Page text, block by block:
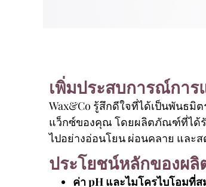
เพิ่มประสบการณ์กา
Wax&Co รู้สึกดีใจที่ได้เป็นพันธ
แว็กซ์ของคุณ โดยผลิตภัณฑ์ที่ได้รั
ไปอย่างอ่อนโยน ผ่อนคลาย และ
ประโยชน์หลักของผ
ค่า pH และไมโครไบโอมที่